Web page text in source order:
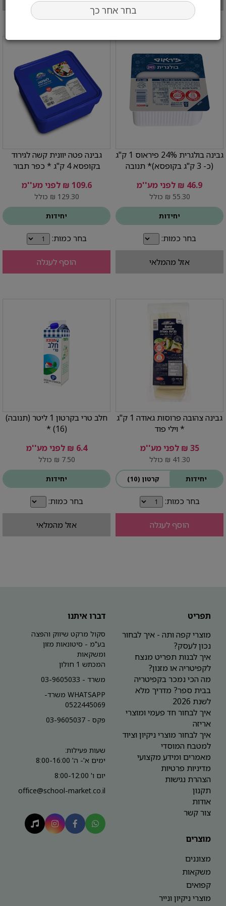
בחר אחר כך
גבינה בולגרית 24% פיראוס 1 ק"ג
(כ- 3 ק"ג בקופסא)* תנובה
46.9 ₪ לפני מע''מ
55.30 ₪ כולל
יחידות
בחר כמות:
אזל מהמלאי
גבינה פטה יוונית קשה לגירוד
בקופסא 4 ק"ג * כפר תבור
109.6 ₪ לפני מע''מ
129.30 ₪ כולל
יחידות
בחר כמות:
הוסף לעגלה
גבינה צהובה פרוסות גאודה 1 ק"ג
* וילי פוד
35 ₪ לפני מע''מ
41.30 ₪ כולל
יחידות קרטון (10)
בחר כמות:
הוסף לעגלה
חלב טרי בקרטון 1 ליטר (תנובה)
(16) *
6.4 ₪ לפני מע''מ
7.50 ₪ כולל
יחידות
בחר כמות:
אזל מהמלאי
דברו איתנו
סקול מרקט שיווק והפצה
בע"מ - סיטונאות מזון
ומשקאות
המכתש 1 חולון
משרד - 03-9605033
WHATSAPP משרד-
0522445069
פקס - 03-9605037
שעות פעילות:
ימים א'- ה' 8:00-16:00
יום ו' 8:00-12:00
office@school-market.co.il
תפריט
מוצרי קפה ותה - איך לבחור
נכון לעסק?
איך לבנות תפריט מנצח
לקפיטריה או מזנון?
מה הכי נמכר בקפיטריה
בבית ספר? מדריך מלא
לשנת 2026
איך לבחור חד פעמי ומוצרי
אריזה
איך לבחור מוצרי ניקיון וציוד
למטבח המוסדי
מאמרים ומידע מקצועי
מדיניות פרטיות
הצהרת נגישות
תקנון
אודות
צור קשר
מוצרים
מצוננים
משקאות
קפואים
מוצרי ניקיון ונייר